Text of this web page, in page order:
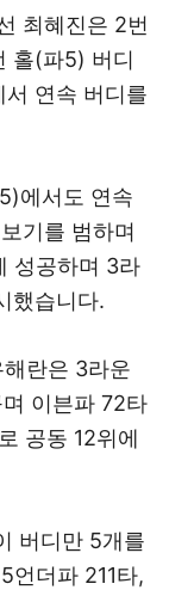
최혜진은 2번
홀(파5) 버디
연속 버디를
에서도 연속
기를 범하며
성공하며 3라
했습니다.
란은 3라운
이븐파 72타
공동 12위에
버디만 5개를
언더파 211타,